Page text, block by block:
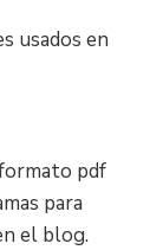
usados en
pdf
para
el blog.